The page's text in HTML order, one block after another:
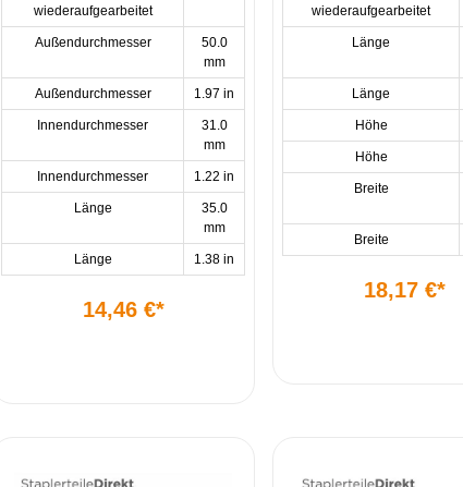
wiederaufgearbeitet
Außendurchmesser
50.0
mm
Außendurchmesser 1.97 in
Innendurchmesser
31.0
mm
Innendurchmesser 1.22 in
Länge
35.0
mm
Länge 1.38 in
14,46 €*
wiederaufgearbeitet
Länge
Länge
Höhe
Höhe
Breite
Breite
18,17 €*